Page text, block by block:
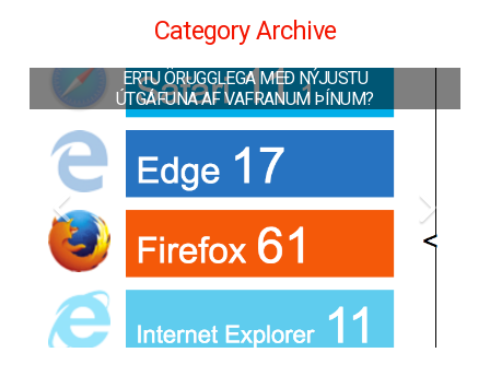
Category Archive
ERTU ÖRUGGLEGA MEÐ NÝJUSTU
ÚTGÁFUNA AF VAFRANUM ÞÍNUM?